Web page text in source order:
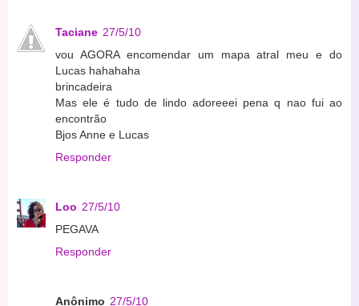
Taciane 27/5/10
vou AGORA encomendar um mapa atral meu e do
Lucas hahahaha
brincadeira
Mas ele é tudo de lindo adoreeei pena q nao fui ao
encontrão
Bjos Anne e Lucas
Responder
Loo 27/5/10
PEGAVA
Responder
Anônimo 27/5/10